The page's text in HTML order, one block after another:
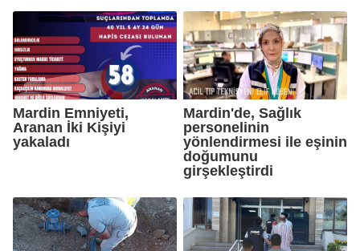
Mardin Emniyeti,
Aranan İki Kişiyi
yakaladı
Mardin'de, Sağlık
personelinin
yönlendirmesi ile eşinin
doğumunu
girşekleştirdi